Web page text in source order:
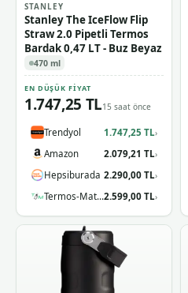
STANLEY
Stanley The IceFlow Flip
Straw 2.0 Pipetli Termos
Bardak 0,47 LT - Buz Beyaz
470 ml
EN DÜŞÜK FIYAT
1.747,25 TL15 saat önce
Trendyol 1.747,25 TL›
Amazon 2.079,21 TL›
Hepsiburada 2.290,00 TL›
Termos-Matara.com2.599,00 TL›